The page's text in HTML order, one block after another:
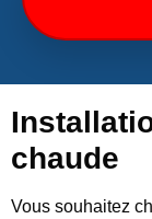
chaude
Vous souhaitez